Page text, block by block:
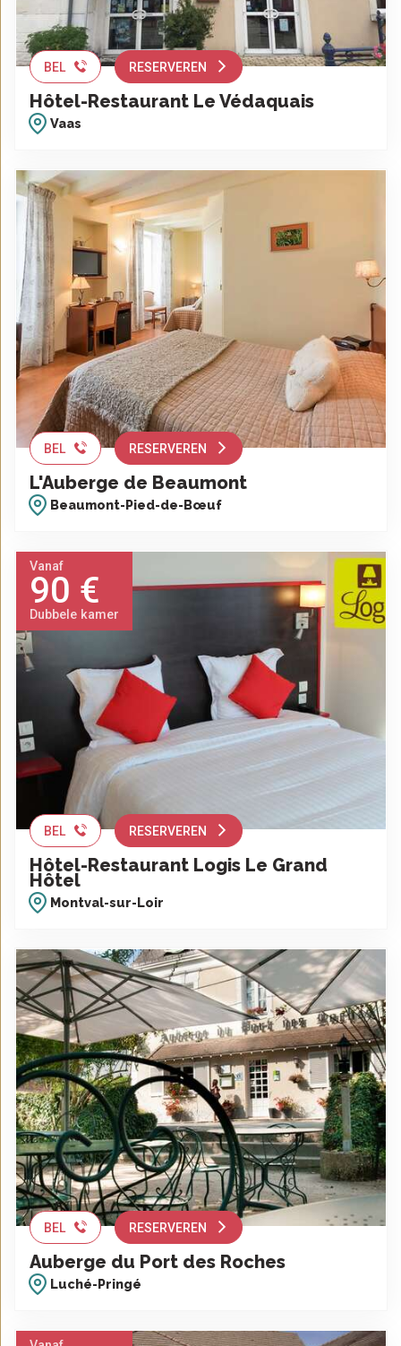
BEL RESERVEREN
Hôtel-Restaurant Le Védaquais
Vaas
BEL RESERVEREN
L'Auberge de Beaumont
Beaumont-Pied-de-Bœuf
Vanaf
90 €
Dubbele kamer
BEL RESERVEREN
Hôtel-Restaurant Logis Le Grand
Hôtel
Montval-sur-Loir
BEL RESERVEREN
Auberge du Port des Roches
Luché-Pringé